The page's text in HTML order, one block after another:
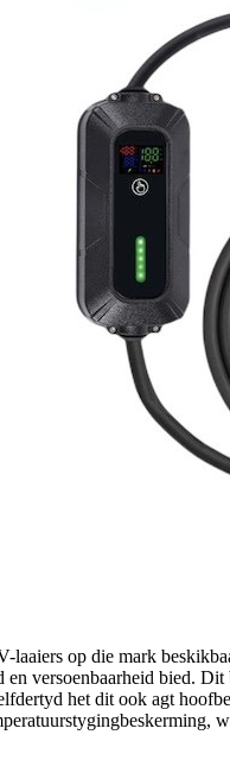
laaiers op die mark
versoenbaarheid bied.
het dit ook agt